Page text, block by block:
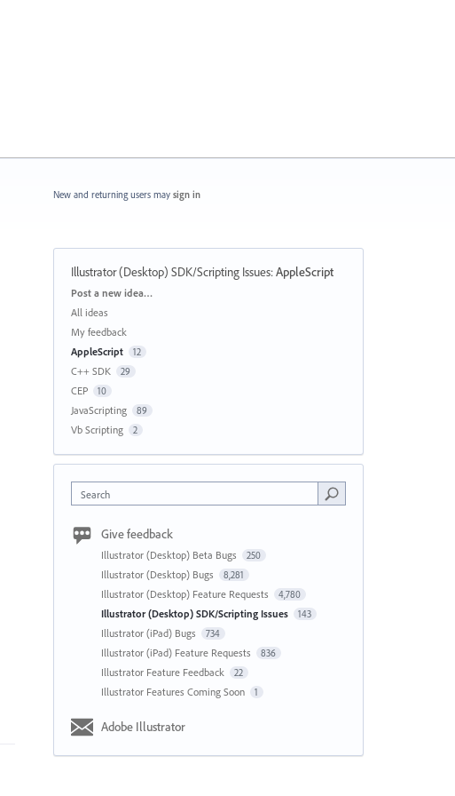
New and returning users may sign in
Illustrator (Desktop) SDK/Scripting Issues:AppleScript
Categories
Post a new idea…
All ideas
My feedback
AppleScript
12
C++ SDK 29
CEP 10
JavaScripting 89
Vb Scripting 2
Search
Give feedback
Illustrator (Desktop) Beta Bugs 250
Illustrator (Desktop) Bugs 8,281
Illustrator (Desktop) Feature Requests 4,780
Illustrator (Desktop) SDK/Scripting Issues 143
Illustrator (iPad) Bugs 734
Illustrator (iPad) Feature Requests 836
Illustrator Feature Feedback 22
Illustrator Features Coming Soon 1
Adobe Illustrator